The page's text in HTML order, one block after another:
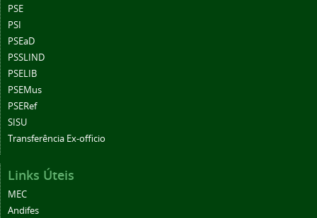
PSE
PSI
PSEaD
PSSLIND
PSELIB
PSEMus
PSERef
SISU
Transferência Ex-officio
Links Úteis
MEC
Andifes